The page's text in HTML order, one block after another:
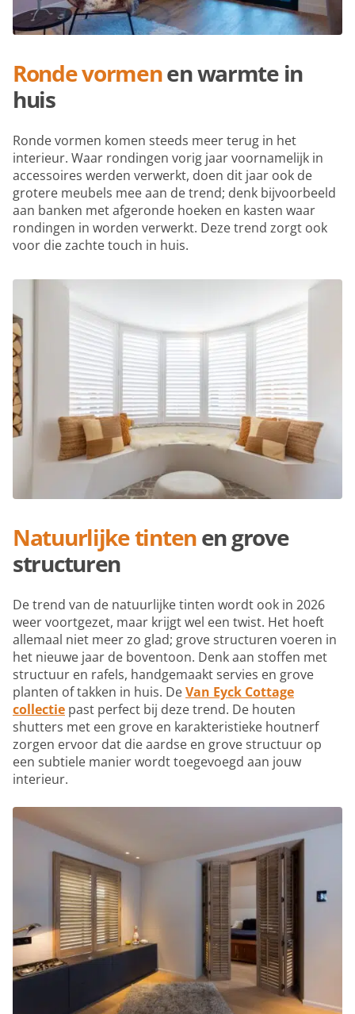
Ronde vormenen warmte in
huis
Ronde vormen komen steeds meer terug in het
interieur. Waar rondingen vorig jaar voornamelijk in
accessoires werden verwerkt, doen dit jaar ook de
grotere meubels mee aan de trend; denk bijvoorbeeld
aan banken met afgeronde hoeken en kasten waar
rondingen in worden verwerkt. Deze trend zorgt ook
voor die zachte touch in huis.
Natuurlijke tintenengrove
structuren
De trend van de natuurlijke tinten wordt ook in 2026
weer voortgezet, maar krijgt wel een twist. Het hoeft
allemaal niet meer zo glad; grove structuren voeren in
het nieuwe jaar de boventoon. Denk aan stoffen met
structuur en rafels, handgemaakt servies en grove
planten of takken in huis. DeVan Eyck Cottage
collectie past perfect bij deze trend. De houten
shutters met een grove en karakteristieke houtnerf
zorgen ervoor dat die aardse en grove structuur op
een subtiele manier wordt toegevoegd aan jouw
interieur.